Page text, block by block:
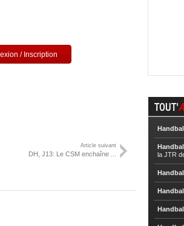
/ Inscription
Article suivant
DH, J13: Le CSM enchaîne ...
TOUT'
la JTR